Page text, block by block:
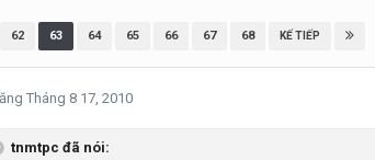
62 63 64 65 66 67 68 KẾ TIẾP
Tháng 8 17, 2010
tnmtpc đã nói: